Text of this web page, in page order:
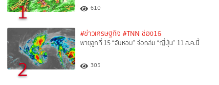
1 610
2
#ข่าวเศรษฐกิจ #TNN ช่อง16
พายุลูกที่ 15 “จันหอม” จ่อถล่ม “ญี่ปุ่น” 11 ส.ค.นี้
305